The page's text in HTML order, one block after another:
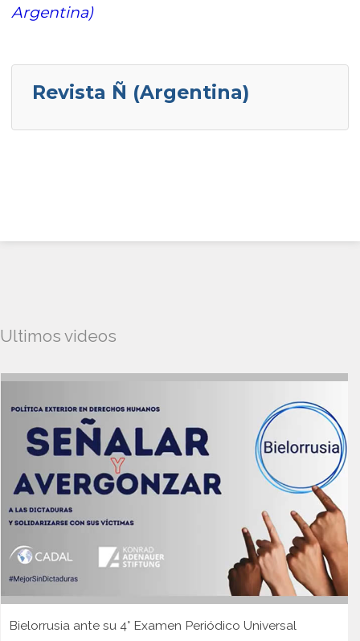
Argentina)
Revista Ñ (Argentina)
Ultimos videos
Bielorrusia ante su 4° Examen Periódico Universal